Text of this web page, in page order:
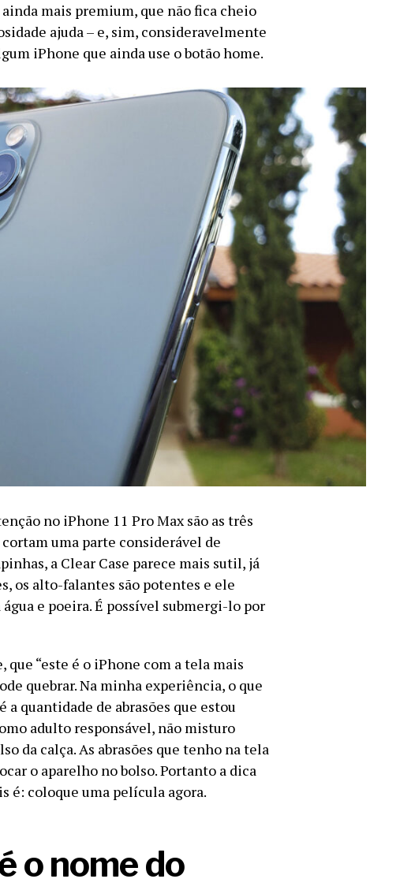
mais premium, que não fica cheio
ajuda – e, sim, consideravelmente
iPhone que ainda use o botão home.
no iPhone 11 Pro Max são as três
uma parte considerável de
a Clear Case parece mais sutil, já
os alto-falantes são potentes e ele
e poeira. É possível submergi-lo por
“este é o iPhone com a tela mais
quebrar. Na minha experiência, o que
quantidade de abrasões que estou
adulto responsável, não misturo
da calça. As abrasões que tenho na tela
o aparelho no bolso. Portanto a dica
é: coloque uma película agora.
o nome do